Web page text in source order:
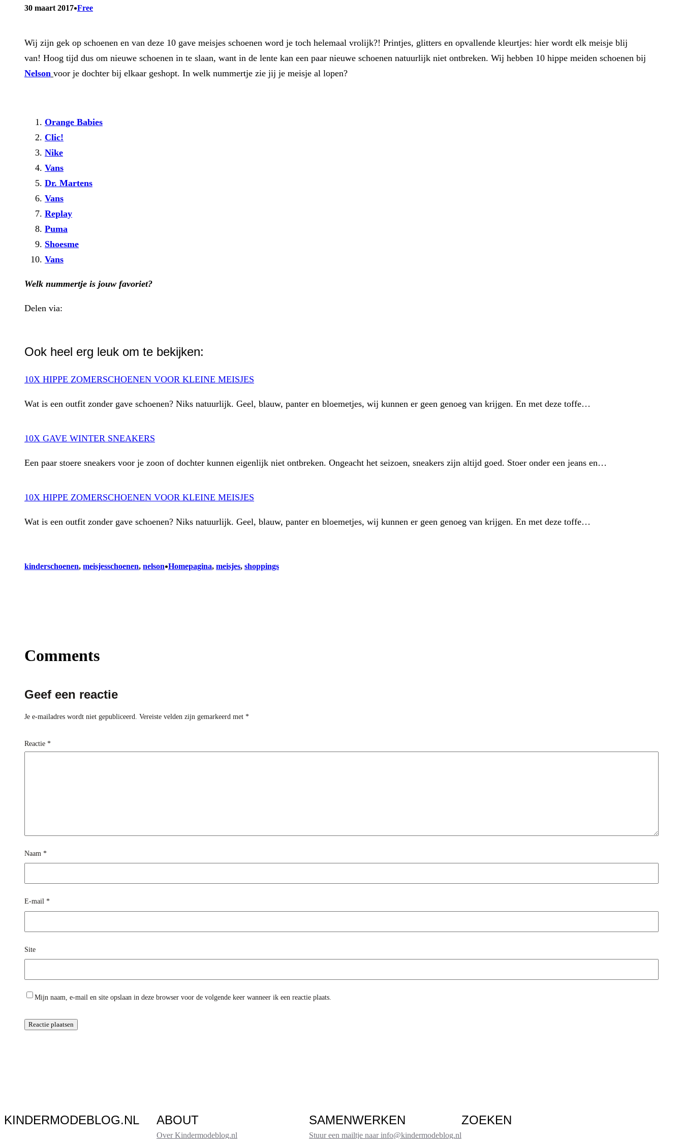
30 maart 2017•Free
Wij zijn gek op schoenen en van deze 10 gave meisjes schoenen word je toch helemaal vrolijk?! Printjes, glitters en opvallende kleurtjes: hier wordt elk meisje blij
van! Hoog tijd dus om nieuwe schoenen in te slaan, want in de lente kan een paar nieuwe schoenen natuurlijk niet ontbreken. Wij hebben 10 hippe meiden schoenen bij
Nelson voor je dochter bij elkaar geshopt. In welk nummertje zie jij je meisje al lopen?
Orange Babies
Clic!
Nike
Vans
Dr. Martens
Vans
Replay
Puma
Shoesme
Vans
Welk nummertje is jouw favoriet?
Delen via:
Ook heel erg leuk om te bekijken:
10X HIPPE ZOMERSCHOENEN VOOR KLEINE MEISJES
Wat is een outfit zonder gave schoenen? Niks natuurlijk. Geel, blauw, panter en bloemetjes, wij kunnen er geen genoeg van krijgen. En met deze toffe…
10X GAVE WINTER SNEAKERS
Een paar stoere sneakers voor je zoon of dochter kunnen eigenlijk niet ontbreken. Ongeacht het seizoen, sneakers zijn altijd goed. Stoer onder een jeans en…
10X HIPPE ZOMERSCHOENEN VOOR KLEINE MEISJES
Wat is een outfit zonder gave schoenen? Niks natuurlijk. Geel, blauw, panter en bloemetjes, wij kunnen er geen genoeg van krijgen. En met deze toffe…
kinderschoenen, meisjesschoenen, nelson•Homepagina, meisjes, shoppings
Comments
Geef een reactie
Je e-mailadres wordt niet gepubliceerd. Vereiste velden zijn gemarkeerd met *
Reactie *
Naam *
E-mail *
Site
Mijn naam, e-mail en site opslaan in deze browser voor de volgende keer wanneer ik een reactie plaats.
KINDERMODEBLOG.NL ABOUT
Over Kindermodeblog.nl
SAMENWERKEN
Stuur een mailtje naar info@kindermodeblog.nl
ZOEKEN